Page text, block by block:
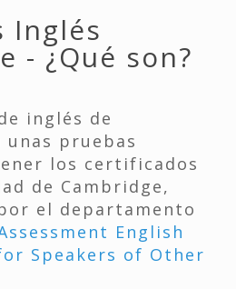
Inglés
- ¿Qué son?
inglés de
unas pruebas
los certificados
de Cambridge,
el departamento
English
Speakers of Other